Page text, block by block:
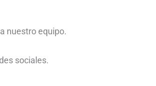
nuestro equipo.
sociales.